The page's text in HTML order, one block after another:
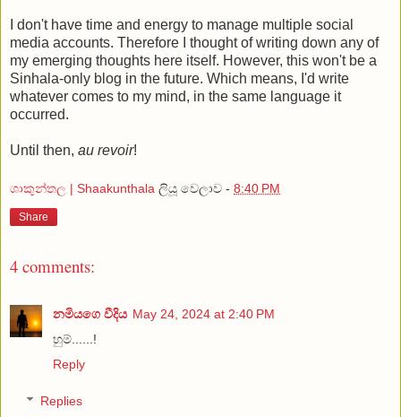
I don't have time and energy to manage multiple social
media accounts. Therefore I thought of writing down any of
my emerging thoughts here itself. However, this won't be a
Sinhala-only blog in the future. Which means, I'd write
whatever comes to my mind, in the same language it
occurred.
Until then, au revoir!
ශාකුන්තල | Shaakunthala ලියූ වෙලාව - 8:40 PM
Share
4 comments:
නමියගෙ වීදිය May 24, 2024 at 2:40 PM
හුම්......!
Reply
Replies